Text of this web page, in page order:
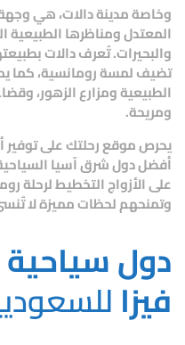
وخاصة مدينةدالات، هي
المعتدل ومناظرها الطبيعية
والبحيرات. تُعرف دالات
تضيف لمسة رومانسية، كما
الطبيعية ومزارع الزهور،
ومريحة.
يحرصموقع رحلتكعلى
أفضل دول شرق آسيا
على الأزواج التخطيط لرحلة
وتمنحهم لحظات مميزة لا
دول
فيزا